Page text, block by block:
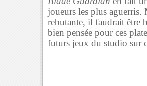
joueurs les plus
rebutante, il faudrait être
bien pensée pour ces
futurs jeux du studio sur